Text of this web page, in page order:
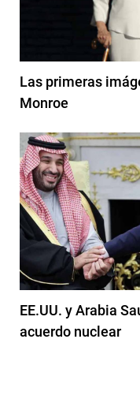
Las primeras
Monroe
EE.UU. y Arabia
acuerdo nuclear